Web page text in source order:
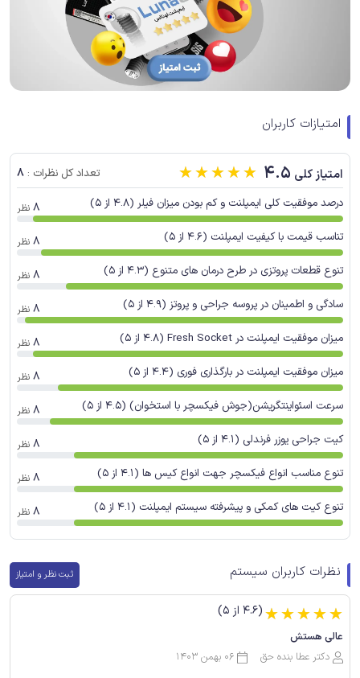
امتیازات کاربران
امتیاز کلی 4.5
☆☆☆☆☆ تعداد کل نظرات : 8
درصد موفقیت کلی ایمپلنت و کم بودن میزان فیلر (4.8 از 5) 8 نظر
تناسب قیمت با کیفیت ایمپلنت (4.6 از 5) 8 نظر
تنوع قطعات پروتزی در طرح درمان های متنوع (4.3 از 5) 8 نظر
سادگی و اطمینان در پروسه جراحی و پروتز (4.9 از 5) 8 نظر
میزان موفقیت ایمپلنت در Fresh Socket (4.8 از 5) 8 نظر
میزان موفقیت ایمپلنت در بارگذاری فوری (4.4 از 5) 8 نظر
سرعت اسئواینتگریشن(جوش فیکسچر با استخوان) (4.5 از 5) 8 نظر
کیت جراحی یوزر فرندلی (4.1 از 5) 8 نظر
تنوع مناسب انواع فیکسچر جهت انواع کیس ها (4.1 از 5) 8 نظر
تنوع کیت های کمکی و پیشرفته سیستم ایمپلنت (4.1 از 5) 8 نظر
نظرات کاربران سیستم ثبت نظر و امتیاز
(4.6 از 5)☆☆☆☆☆
عالی هستش
دکتر عطا بنده حق
06 بهمن 1403